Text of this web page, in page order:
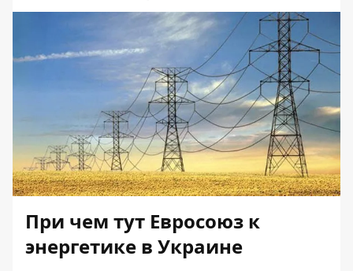
При чем тут Евросоюз к
энергетике в Украине